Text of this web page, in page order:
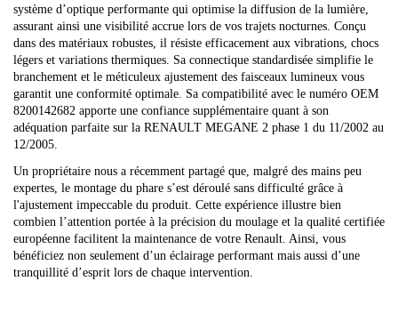
système d’optique performante qui optimise la diffusion de la lumière,
assurant ainsi une visibilité accrue lors de vos trajets nocturnes. Conçu
dans des matériaux robustes, il résiste efficacement aux vibrations, chocs
légers et variations thermiques. Sa connectique standardisée simplifie le
branchement et le méticuleux ajustement des faisceaux lumineux vous
garantit une conformité optimale. Sa compatibilité avec le numéro OEM
8200142682 apporte une confiance supplémentaire quant à son
adéquation parfaite sur la RENAULT MEGANE 2 phase 1 du 11/2002 au
12/2005.
Un propriétaire nous a récemment partagé que, malgré des mains peu
expertes, le montage du phare s’est déroulé sans difficulté grâce à
l'ajustement impeccable du produit. Cette expérience illustre bien
combien l’attention portée à la précision du moulage et la qualité certifiée
européenne facilitent la maintenance de votre Renault. Ainsi, vous
bénéficiez non seulement d’un éclairage performant mais aussi d’une
tranquillité d’esprit lors de chaque intervention.